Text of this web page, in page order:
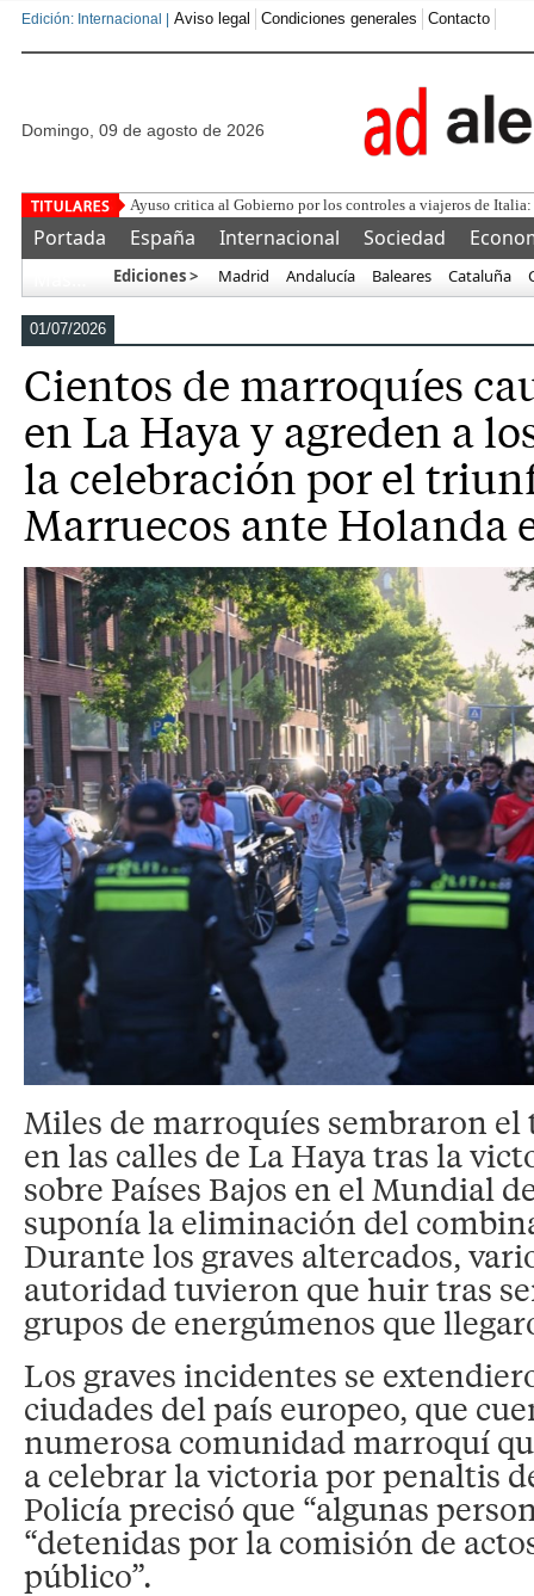
Edición: Internacional | Aviso legal Condiciones generales Contacto
domingo, 09 de agosto de 2026
¿Se puede comp
Portada España Internacional Sociedad
Ediciones > Madrid Andalucía Baleares Cataluña
01/07/2026
Cientos de marroquíes
en La Haya y agreden a
la celebración por el
Marruecos ante Holanda
Miles de marroquíes sembraron
en las calles de La Haya tras la
sobre Países Bajos en el Mundial
suponía la eliminación del
Durante los graves altercados,
autoridad tuvieron que huir tras
grupos de energúmenos que
Los graves incidentes se
ciudades del país europeo, que
numerosa comunidad marroquí
a celebrar la victoria por penaltis
Policía precisó que “algunas
“detenidas por la comisión de
público”.